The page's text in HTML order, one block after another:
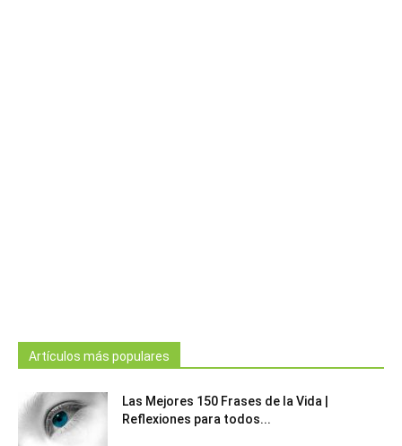
Artículos más populares
Las Mejores 150 Frases de la Vida |
Reflexiones para todos...